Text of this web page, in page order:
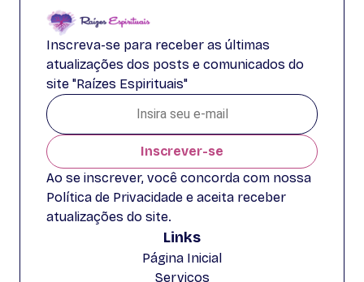
Inscreva-se para receber as últimas
atualizações dos posts e comunicados do
site "Raízes Espirituais"
Inscrever-se
Ao se inscrever, você concorda com nossa
Política de Privacidade e aceita receber
atualizações do site.
Links
Página Inicial
Serviços